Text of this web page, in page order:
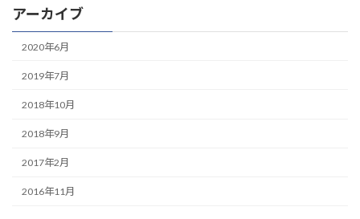
アーカイブ
2020年6月
2019年7月
2018年10月
2018年9月
2017年2月
2016年11月